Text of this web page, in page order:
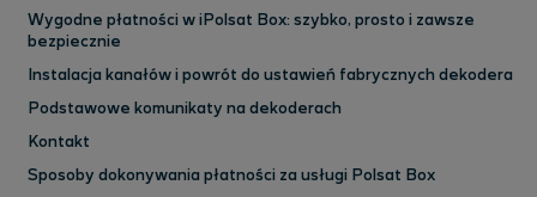
Wygodne płatności w iPolsat Box: szybko, prosto i zawsze
bezpiecznie
Instalacja kanałów i powrót do ustawień fabrycznych dekodera
Podstawowe komunikaty na dekoderach
Kontakt
Sposoby dokonywania płatności za usługi Polsat Box